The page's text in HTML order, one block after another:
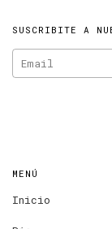
SUSCRIBITE A
MENÚ
Inicio